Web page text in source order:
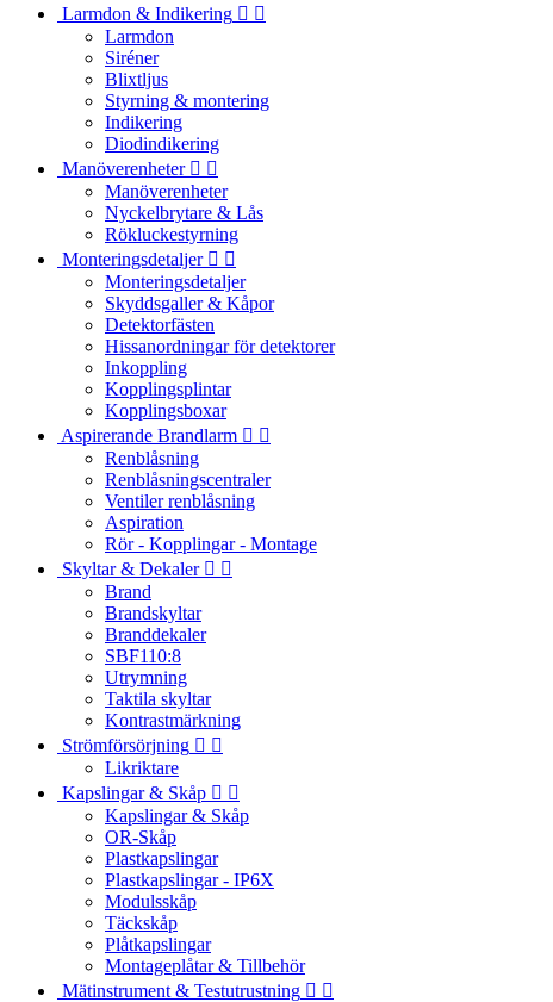
Larmdon & Indikering  
Larmdon
Siréner
Blixtljus
Styrning & montering
Indikering
Diodindikering
Manöverenheter  
Manöverenheter
Nyckelbrytare & Lås
Rökluckestyrning
Monteringsdetaljer  
Monteringsdetaljer
Skyddsgaller & Kåpor
Detektorfästen
Hissanordningar för detektorer
Inkoppling
Kopplingsplintar
Kopplingsboxar
Aspirerande Brandlarm  
Renblåsning
Renblåsningscentraler
Ventiler renblåsning
Aspiration
Rör - Kopplingar - Montage
Skyltar & Dekaler  
Brand
Brandskyltar
Branddekaler
SBF110:8
Utrymning
Taktila skyltar
Kontrastmärkning
Strömförsörjning  
Likriktare
Kapslingar & Skåp  
Kapslingar & Skåp
OR-Skåp
Plastkapslingar
Plastkapslingar - IP6X
Modulsskåp
Täckskåp
Plåtkapslingar
Montageplåtar & Tillbehör
Mätinstrument & Testutrustning  